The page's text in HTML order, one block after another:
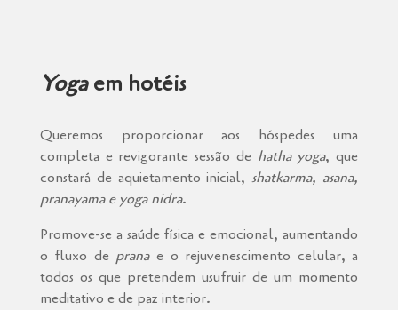
Yogaem hotéis
Queremos proporcionar aos hóspedes uma
completa e revigorante sessão de hatha yoga, que
constará de aquietamento inicial,shatkarma, asana,
pranayama e yoga nidra.
Promove-se a saúde física e emocional, aumentando
o fluxo de pranae o rejuvenescimento celular, a
todos os que pretendem usufruir de um momento
meditativo e de paz interior.